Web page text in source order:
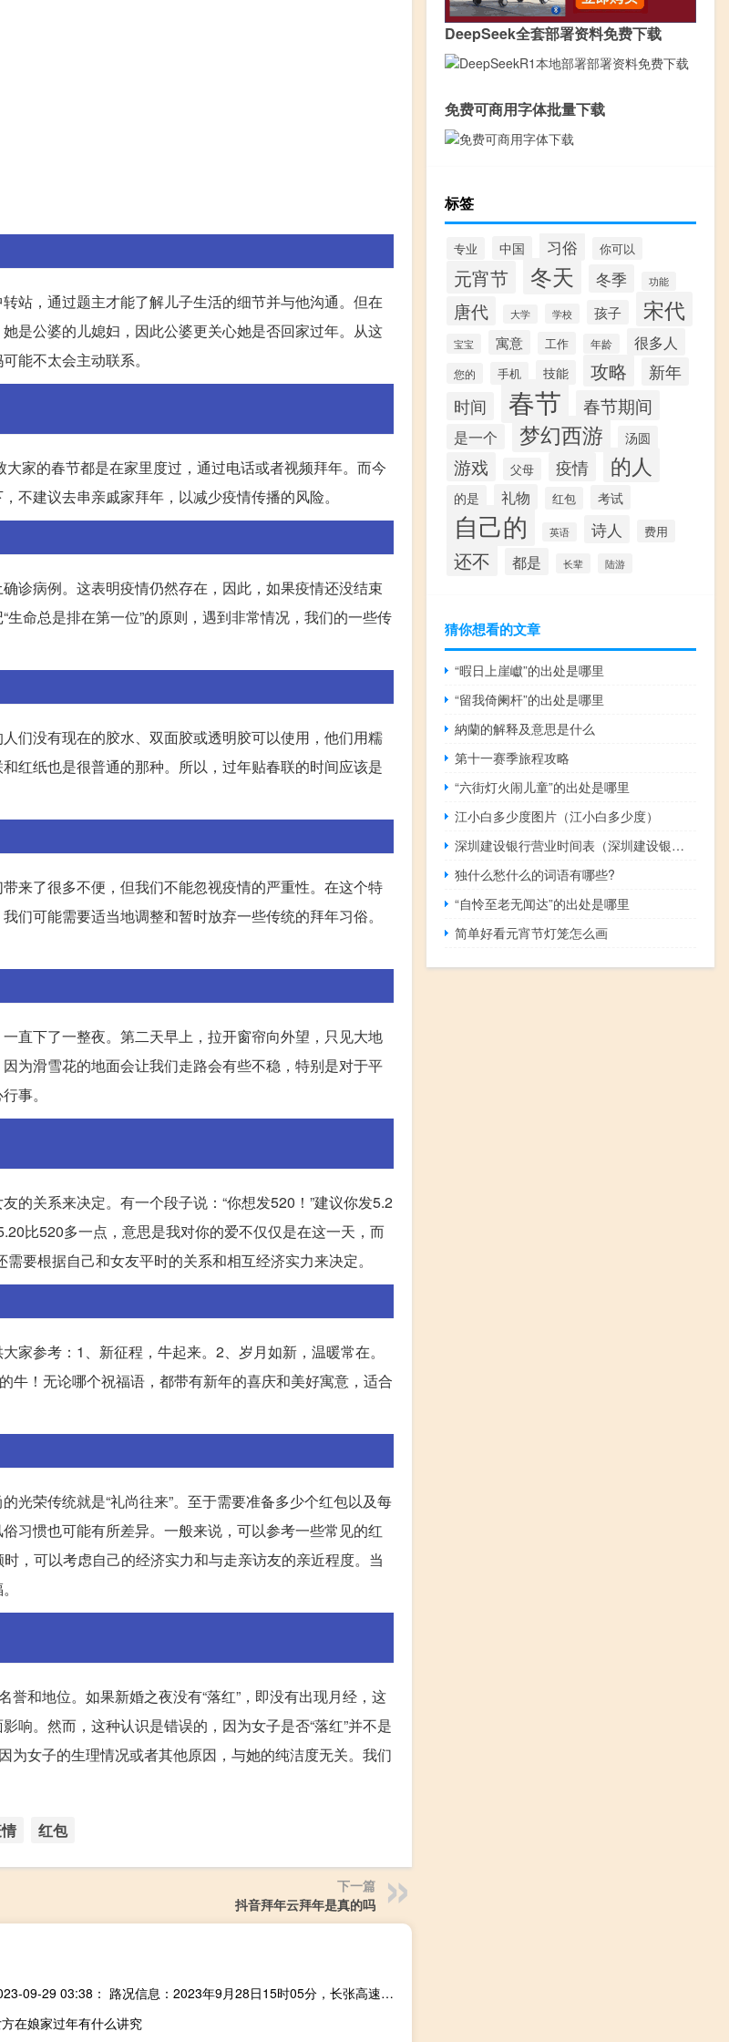
站，通过题主才能了解儿子生活的细节并与他沟通。但在
是公婆的儿媳妇，因此公婆更关心她是否回家过年。从这
能不太会主动联系。
家的春节都是在家里度过，通过电话或者视频拜年。而今
不建议去串亲戚家拜年，以减少疫情传播的风险。
诊病例。这表明疫情仍然存在，因此，如果疫情还没结束
命总是排在第一位”的原则，遇到非常情况，我们的一些传
们没有现在的胶水、双面胶或透明胶可以使用，他们用糯
红纸也是很普通的那种。所以，过年贴春联的时间应该是
来了很多不便，但我们不能忽视疫情的严重性。在这个特
们可能需要适当地调整和暂时放弃一些传统的拜年习俗。
直下了一整夜。第二天早上，拉开窗帘向外望，只见大地
为滑雪花的地面会让我们走路会有些不稳，特别是对于平
事。
的关系来决定。有一个段子说：“你想发520！”建议你发5.2
比520多一点，意思是我对你的爱不仅仅是在这一天，而
要根据自己和女友平时的关系和相互经济实力来决定。
家参考：1、新征程，牛起来。2、岁月如新，温暖常在。
牛！无论哪个祝福语，都带有新年的喜庆和美好寓意，适合
光荣传统就是“礼尚往来”。至于需要准备多少个红包以及每
习惯也可能有所差异。一般来说，可以参考一些常见的红
，可以考虑自己的经济实力和与走亲访友的亲近程度。当
和地位。如果新婚之夜没有“落红”，即没有出现月经，这
响。然而，这种认识是错误的，因为女子是否“落红”并不是
为女子的生理情况或者其他原因，与她的纯洁度无关。我们
红包
下一篇
抖音拜年云拜年是真的吗
2023-09-29 03:38： 路况信息：2023年9月28日15时05分，长张高速益常段迎丰桥收费站附近以西K90至K92处东往西因车流量大造成交通通行缓慢，至29日3时30分已恢复正常通行。Sa85Za ​​​
在娘家过年有什么讲究
DeepSeek全套部署资料免费下载
免费可商用字体批量下载
标签
专业 中国 习俗 你可以
元宵节 冬天 冬季 功能
唐代 大学 学校 孩子 宋代
宝宝 寓意 工作 年龄 很多人
您的 手机 技能 攻略
新年
时间
春节 春节期间
是一个 梦幻西游 汤圆
游戏 父母 疫情 的人
的是 礼物 红包 考试
自己的 英语 诗人 费用
还不 都是 长辈 陆游
猜你想看的文章
“暇日上崖巘”的出处是哪里
“留我倚阑杆”的出处是哪里
納蘭的解释及意思是什么
第十一赛季旅程攻略
“六街灯火闹儿童”的出处是哪里
江小白多少度图片（江小白多少度）
深圳建设银行营业时间表（深圳建设银行营业时间）
独什么愁什么的词语有哪些?
“自怜至老无闻达”的出处是哪里
简单好看元宵节灯笼怎么画